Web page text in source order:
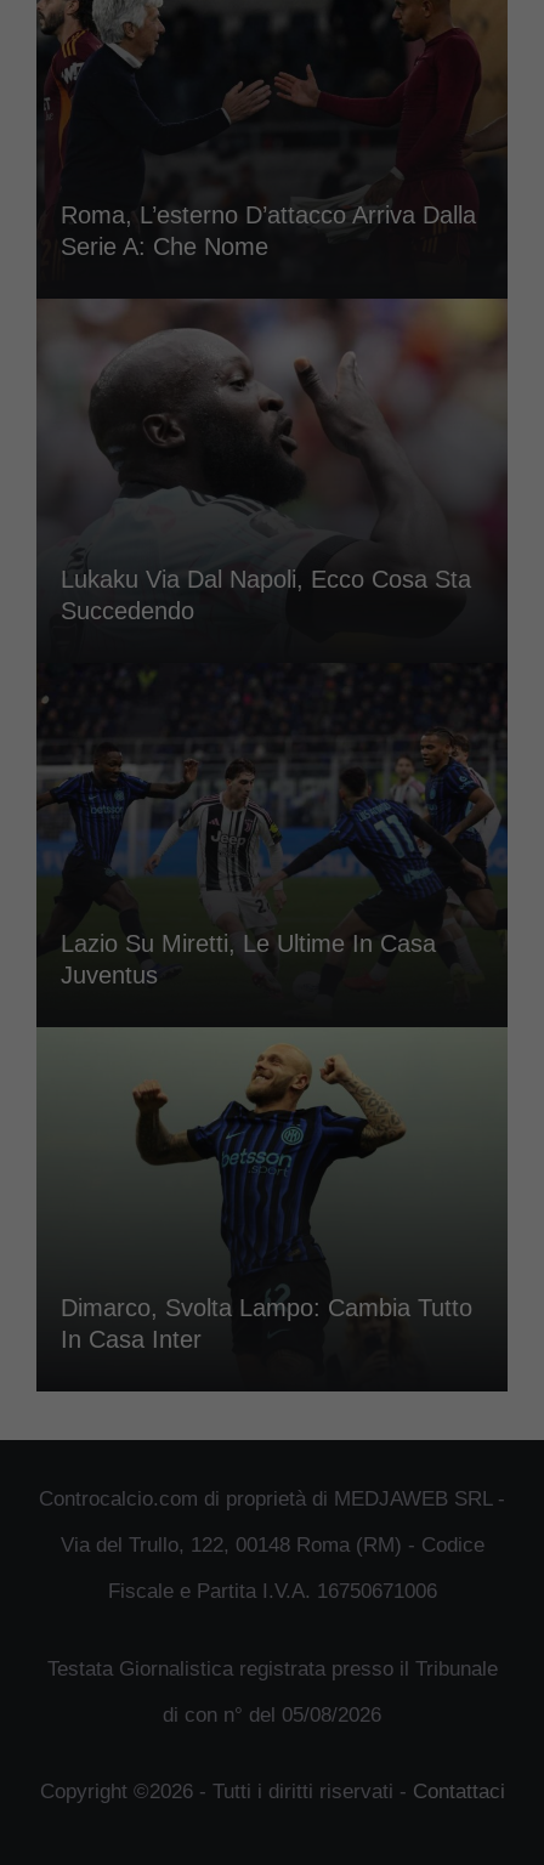
Roma, L’esterno D’attacco Arriva Dalla
Serie A: Che Nome
Lukaku Via Dal Napoli, Ecco Cosa Sta
Succedendo
Lazio Su Miretti, Le Ultime In Casa
Juventus
Dimarco, Svolta Lampo: Cambia Tutto
In Casa Inter
Controcalcio.com di proprietà di MEDJAWEB SRL -
Via del Trullo, 122, 00148 Roma (RM) - Codice
Fiscale e Partita I.V.A. 16750671006
Testata Giornalistica registrata presso il Tribunale
di con n° del 05/08/2026
Copyright ©2026 - Tutti i diritti riservati - Contattaci